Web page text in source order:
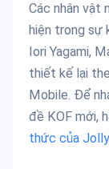
Các nhân vật
hiện trong sự
Iori Yagami,
thiết kế lại
Mobile. Để
đề KOF mới,
thức của